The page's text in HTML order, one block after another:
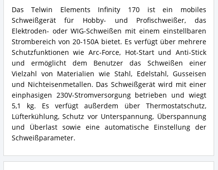
Telwin
Elements
Infinity
170
Zusammenfassung:
Was
bietet
dieses
Elektroden-
Schweißgerät?
Das Telwin Elements Infinity 170 ist ein mobiles
Schweißgerät für Hobby- und Profischweißer, das
Elektroden- oder WIG-Schweißen mit einem einstellbaren
Strombereich von 20-150A bietet. Es verfügt über mehrere
Schutzfunktionen wie Arc-Force, Hot-Start und Anti-Stick
und ermöglicht dem Benutzer das Schweißen einer
Vielzahl von Materialien wie Stahl, Edelstahl, Gusseisen
und Nichteisenmetallen. Das Schweißgerät wird mit einer
einphasigen 230V-Stromversorgung betrieben und wiegt
5,1 kg. Es verfügt außerdem über Thermostatschutz,
Lüfterkühlung, Schutz vor Unterspannung, Überspannung
und Überlast sowie eine automatische Einstellung der
Schweißparameter.
Vorteile:
Was
spricht
für
dieses
Elektroden-
Schweißgerät?